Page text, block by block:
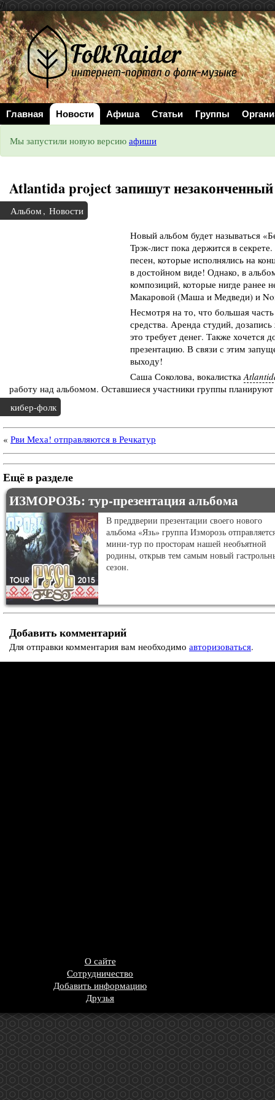
//
Главная Новости Афиша Статьи Группы
Мы запустили новую версию афиши
Atlantida project запишут
Альбом , Новости
Новый альбом будет называться
Трэк-лист пока держится в
песен, которые исполнялись на
в достойном виде! Однако, в
композиций, которые нигде ранее
Макаровой (Маша и Медведи) и
Несмотря на то, что большая
средства. Аренда студий,
это требует денег. Также хочется
презентацию. В связи с этим
выходу!
Саша Соколова, вокалистка
работу над альбомом. Оставшиеся участники группы планируют
кибер-фолк
« Рви Меха! отправляются в Речкатур
Ещё в разделе
ИЗМОРОЗЬ: тур-презентация альбома
В преддверии презентации своего нового
альбома «Язь» группа Изморозь
мини-тур по просторам нашей необъятной
родины, открыв тем самым новый
сезон.
Добавить комментарий
Для отправки комментария вам необходимо авторизоваться.
О сайте
Сотрудничество
Добавить информацию
Друзья